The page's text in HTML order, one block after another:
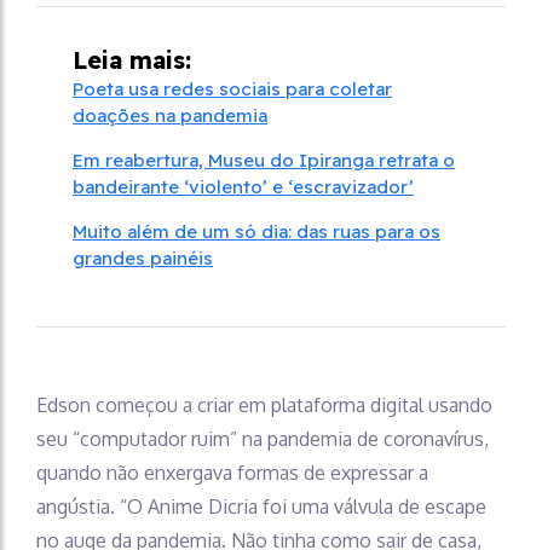
Leia mais:
Poeta usa redes sociais para coletar
doações na pandemia
Em reabertura, Museu do Ipiranga retrata o
bandeirante ‘violento’ e ‘escravizador’
Muito além de um só dia: das ruas para os
grandes painéis
Edson começou a criar em plataforma digital usando
seu “computador ruim” na pandemia de coronavírus,
quando não enxergava formas de expressar a
angústia. “O Anime Dicria foi uma válvula de escape
no auge da pandemia. Não tinha como sair de casa,